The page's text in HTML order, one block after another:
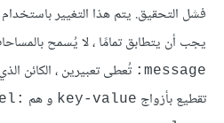
يجب أن يتطابق تمامًا ، لا يُسمح
:message تُعطى تعبيرين ، الكائن
تقطيع بأزواج key-value و هم :model